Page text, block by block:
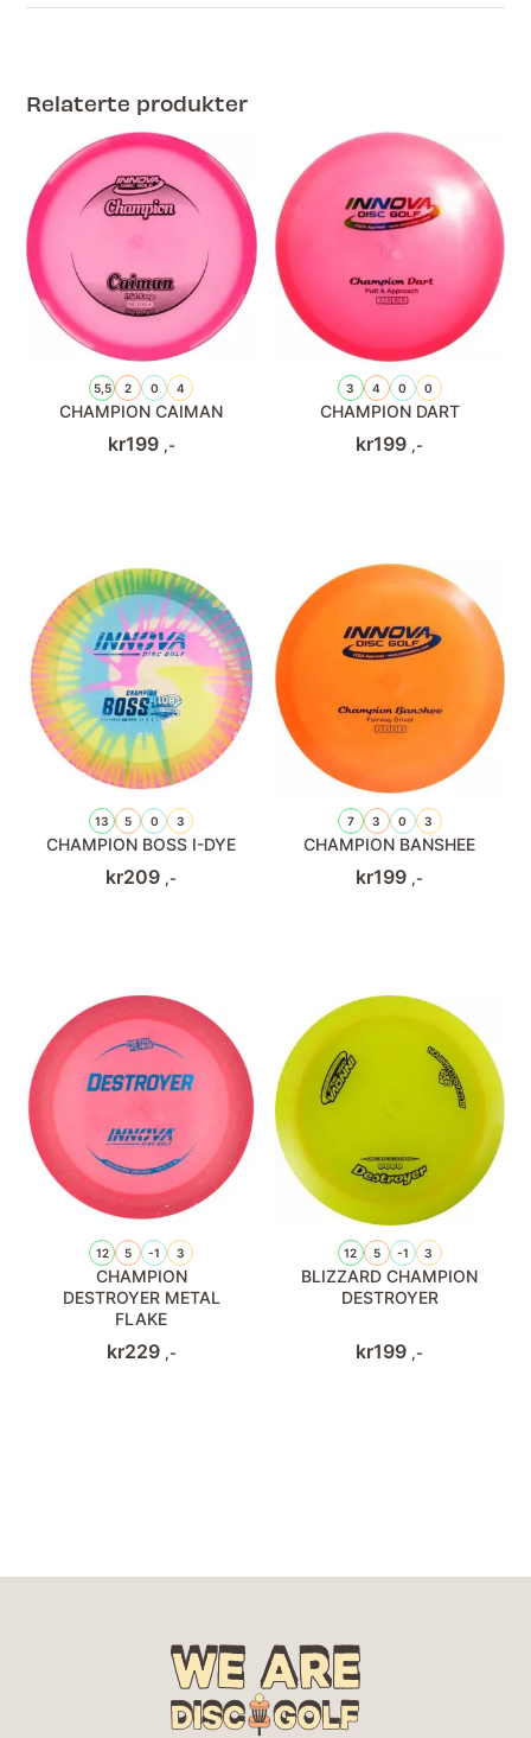
Relaterte produkter
5,5 2 0 4
CHAMPION CAIMAN
kr199 ,-
3 4 0 0
CHAMPION DART
kr199 ,-
13 5 0 3
CHAMPION BOSS I-DYE
kr209 ,-
7 3 0 3
CHAMPION BANSHEE
kr199 ,-
12 5 -1 3
CHAMPION
DESTROYER METAL
FLAKE
kr229 ,-
12 5 -1 3
BLIZZARD CHAMPION
DESTROYER
kr199 ,-